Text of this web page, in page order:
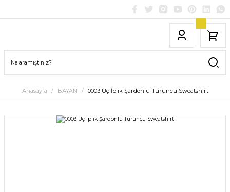
Anasayfa BAYAN 0003 Üç İplik Şardonlu Turuncu Sweatshirt